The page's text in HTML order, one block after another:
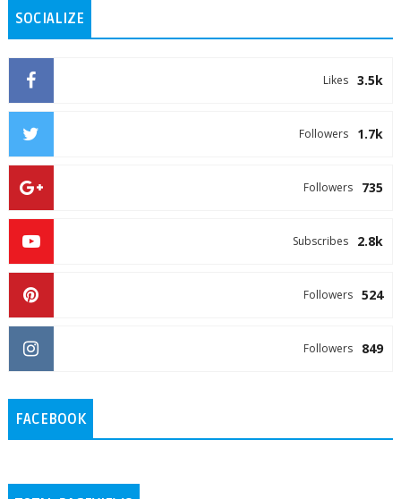
SOCIALIZE
3.5k
Likes
1.7k
Followers
735
Followers
2.8k
Subscribes
524
Followers
849
Followers
FACEBOOK